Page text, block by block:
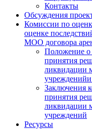
Контакты
Обсуждения
Комиссии по
оценке
МОО договора
Положение о
принятия
ликвидации
учрежденийи
Заключения
принятия
ликвидации
учреждений
Ресурсы